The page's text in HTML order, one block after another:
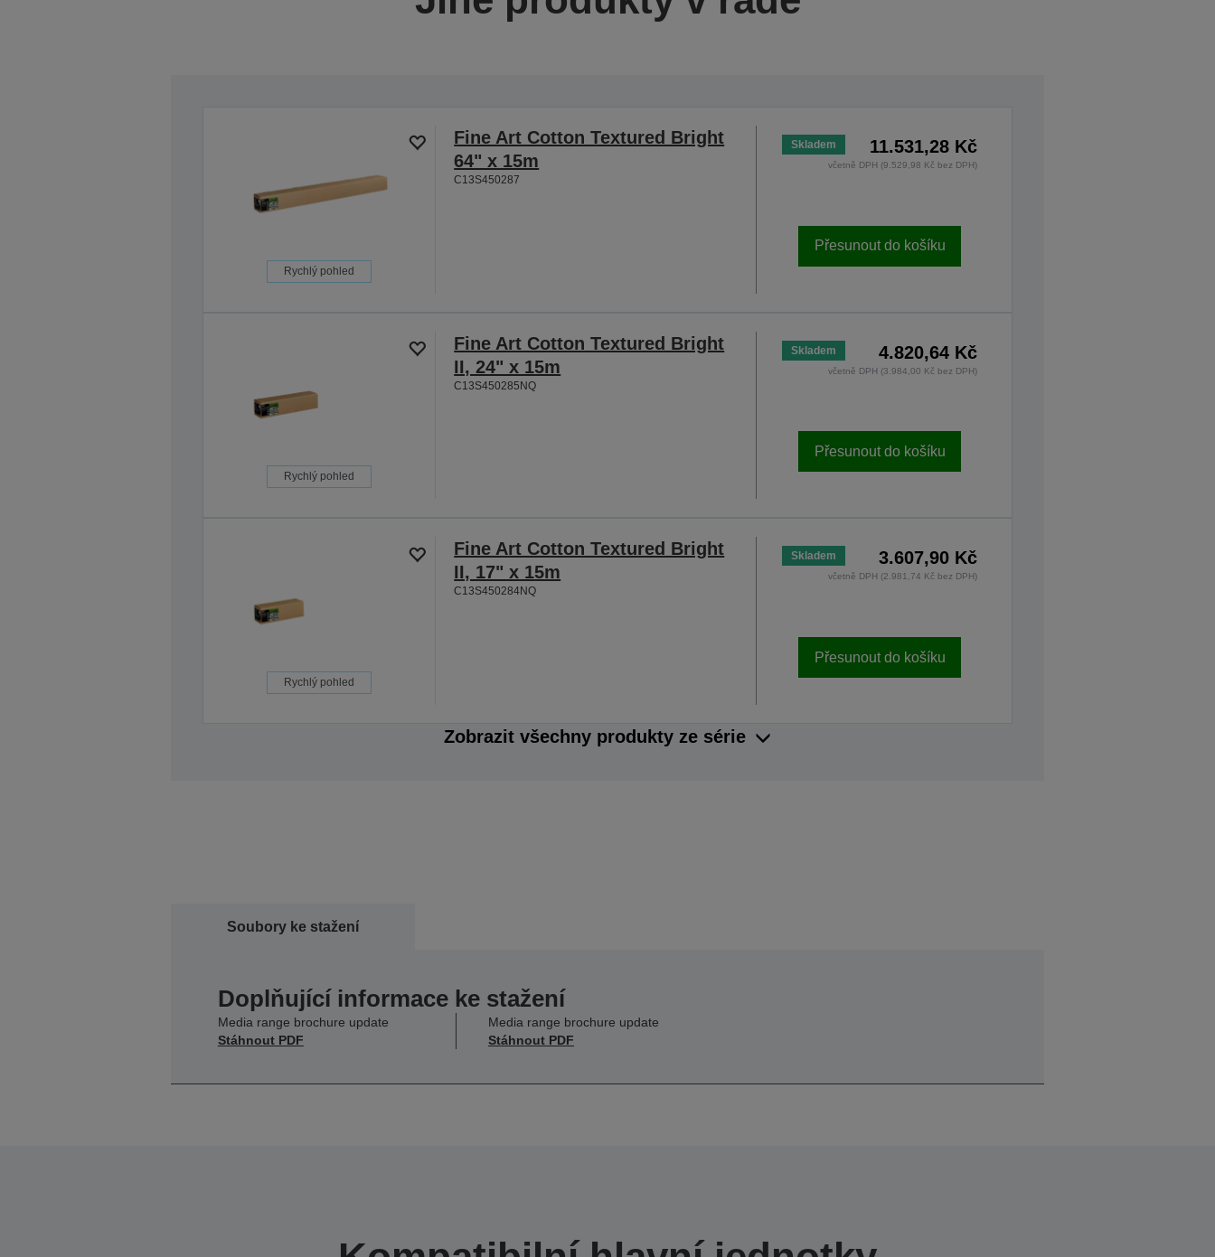
Rychlý pohled
Fine Art Cotton Textured Bright
64" x 15m
C13S450287
Skladem 11.531,28 Kč
včetně DPH (9.529,98 Kč bez DPH)
Přesunout do košíku
Rychlý pohled
Fine Art Cotton Textured Bright
II, 24" x 15m
C13S450285NQ
Skladem 4.820,64 Kč
včetně DPH (3.984,00 Kč bez DPH)
Přesunout do košíku
Rychlý pohled
Fine Art Cotton Textured Bright
II, 17" x 15m
C13S450284NQ
Skladem 3.607,90 Kč
včetně DPH (2.981,74 Kč bez DPH)
Přesunout do košíku
Zobrazit všechny produkty ze série
Soubory ke stažení
Doplňující informace ke stažení
Media range brochure update
Stáhnout PDF
Media range brochure update
Stáhnout PDF